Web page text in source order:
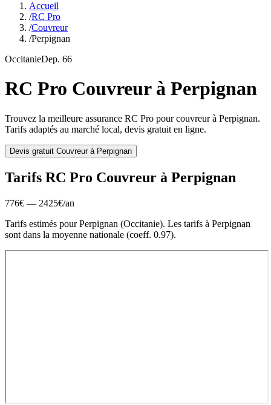
Accueil
/RC Pro
/Couvreur
/Perpignan
OccitanieDep. 66
RC Pro Couvreurà Perpignan
Trouvez la meilleure assurance RC Pro pourcouvreurà Perpignan.
Tarifs adaptés au marché local, devis gratuit en ligne.
Devis gratuit Couvreurà Perpignan
Tarifs RC Pro Couvreur à Perpignan
776€ — 2425€/an
Tarifs estimés pourPerpignan (Occitanie). Les tarifs à Perpignan
sont dans la moyenne nationale (coeff. 0.97).